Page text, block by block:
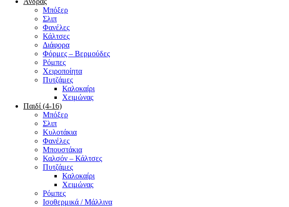
Μπόξερ
Σλιπ
Φανέλες
Κάλτσες
Διάφορα
Φόρμες – Βερμούδες
Ρόμπες
Χειροποίητα
Πυτζάμες
Καλοκαίρι
Χειμώνας
Παιδί (4-16)
Μπόξερ
Σλιπ
Κυλοτάκια
Φανέλες
Μπουστάκια
Καλσόν – Κάλτσες
Πυτζάμες
Καλοκαίρι
Χειμώνας
Ρόμπες
Ισοθερμικά / Μάλλινα